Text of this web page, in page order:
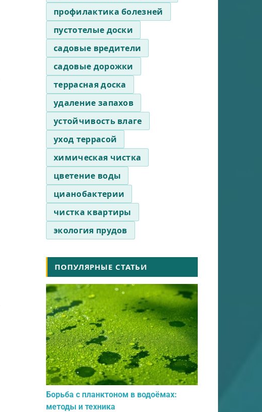
профилактика болезней
пустотелые доски
садовые вредители
садовые дорожки
террасная доска
удаление запахов
устойчивость влаге
уход террасой
химическая чистка
цветение воды
цианобактерии
чистка квартиры
экология прудов
ПОПУЛЯРНЫЕ СТАТЬИ
Борьба с планктоном в водоёмах:
методы и техника